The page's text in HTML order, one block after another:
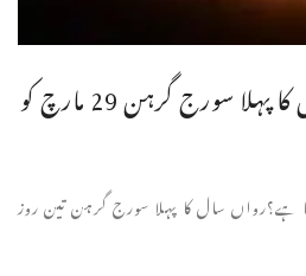
فلکیاتی مظہر:رواں سال کا پہلا سورج گرہن 29 مارچ کو
ہے؟رواں سال کا پہلا سورج گرہن تین روز